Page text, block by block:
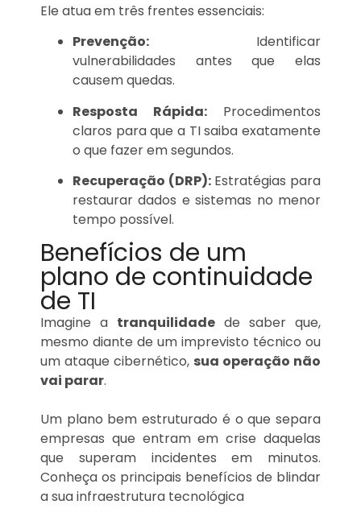
Ele atua em três frentes essenciais:
Prevenção: Identificar
vulnerabilidades antes que elas
causem quedas.
Resposta Rápida: Procedimentos
claros para que a TI saiba exatamente
o que fazer em segundos.
Recuperação (DRP):Estratégias para
restaurar dados e sistemas no menor
tempo possível.
Benefícios de um
plano de continuidade
de TI
Imagine a tranquilidade de saber que,
mesmo diante de um imprevisto técnico ou
um ataque cibernético, sua operação não
vai parar.
Um plano bem estruturado é o que separa
empresas que entram em crise daquelas
que superam incidentes em minutos.
Conheça os principais benefícios de blindar
a sua infraestrutura tecnológica